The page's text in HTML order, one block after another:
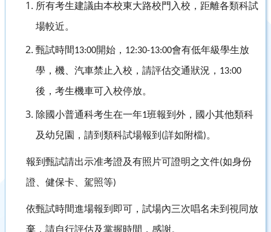
所有考生建議由本校東大路校門入校，距離各類科試
場較近。
甄試時間13:00開始， 12:30-13:00會有低年級學生放
學，機、汽車禁止入校，請評估交通狀況， 13:00
後，考生機車可入校停放。
除國小普通科考生在一年1班報到外，國小其他類科
及幼兒園，請到類科試場報到 (詳如附檔)。
報到甄試請出示准考證及有照片可證明之文件(如身份
證、健保卡、駕照等)
依甄試時間進場報到即可，試場內三次唱名未到視同放
棄，請自行評估及掌握時間，感謝。